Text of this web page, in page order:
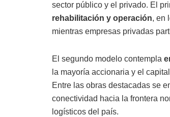
sector público y el privado. El
rehabilitación y operación, en
mientras empresas privadas
El segundo modelo contempla
la mayoría accionaria y el
Entre las obras destacadas se
conectividad hacia la frontera
logísticos del país.